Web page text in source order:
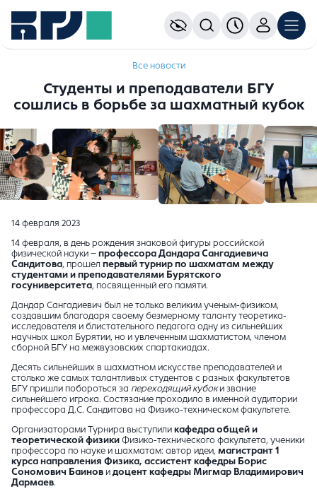
Все новости
Студенты и преподаватели БГУ
сошлись в борьбе за шахматный кубок
14 февраля 2023
14 февраля, в день рождения знаковой фигуры российской
физической науки – профессора Дандара Сангадиевича
Сандитова, прошел первый турнир по шахматам между
студентами и преподавателями Бурятского
госуниверситета, посвященный его памяти.
Дандар Сангадиевич был не только великим ученым-физиком,
создавшим благодаря своему безмерному таланту теоретика-
исследователя и блистательного педагога одну из сильнейших
научных школ Бурятии, но и увлеченным шахматистом, членом
сборной БГУ на межвузовских спартакиадах.
Десять сильнейших в шахматном искусстве преподавателей и
столько же самых талантливых студентов с разных факультетов
БГУ пришли побороться за переходящий кубоки звание
сильнейшего игрока. Состязание проходило в именной аудитории
профессора Д.С. Сандитова на Физико-техническом факультете.
Организаторами Турнира выступили кафедра общей и
теоретической физики Физико-технического факультета, ученики
профессора по науке и шахматам: автор идеи, магистрант 1
курса направления Физика, ассистент кафедры Борис
Сономович Баинов и доцент кафедры Мигмар Владимирович
Дармаев.